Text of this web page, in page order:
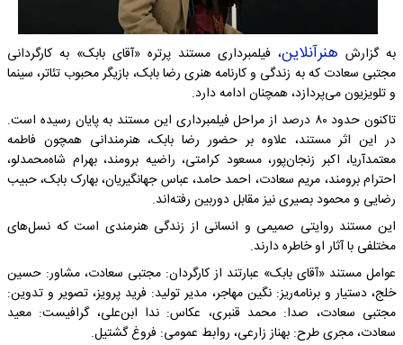
به گزارش هنرآنلاین، فیلمبرداری مستند پرتره «آقای بابک» به کارگردانی
مجتبی سعادت که به زندگی و کارنامه هنری رضا بابک، بازیگر محبوب تئاتر، سینما
و تلویزیون می‌پردازد، همچنان ادامه دارد.
تاکنون حدود ۸۰ درصد از مراحل فیلمبرداری این مستند به پایان رسیده است.
در این اثر مستند، علاوه بر حضور رضا بابک، هنرمندانی همچون فاطمه
معتمدآریا، اکبر زنجان‌پور، مسعود کرامتی، راضیه برومند، بهرام شاه‌محمدلو،
احترام برومند، مریم سعادت، احمد حامد، عباس جهانگیریان، بهارک بابک، حبیب
رضایی و محمود بصیری نیز مقابل دوربین رفته‌اند.
این مستند روایتی صمیمی و انسانی از زندگی هنرمندی است که نسل‌های
مختلفی با آثار او خاطره دارند.
عوامل مستند «آقای بابک» عبارتند از کارگردان: مجتبی سعادت، مشاور: حسین
خلج، دستیار و برنامه‌ریز: نگین مهاجر، مدیر تولید: فرید پرویز، تصویر و تدوین:
مجتبی سعادت، صدا: محمد قنبری، عکاس: ندا ابن‌علی، گرافیست: معید
سعادت، مجری طرح: بهناز زارعی، روابط عمومی: فروغ گشتیل.